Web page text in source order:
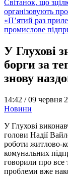
Світанок, що
організовують
«П’ятий раз
промислове
У Глухові
борги за
знову
14:42 /09 червня
Новини
У Глухові
голови Надії
роботи житлово-
комунальних
говорили про все
проблеми вже